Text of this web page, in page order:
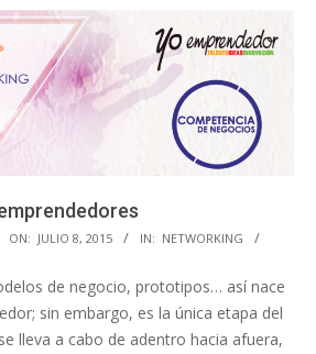
ON: JULIO 8, 2015 IN: NETWORKING
de negocio, prototipos… así nace
sin embargo, es la única etapa del
lleva a cabo de adentro hacia afuera,